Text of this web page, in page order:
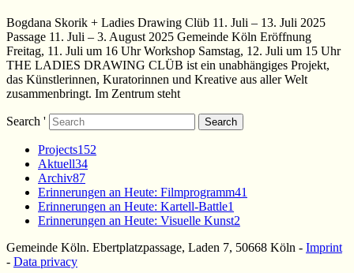
Bogdana Skorik + Ladies Drawing Clüb 11. Juli – 13. Juli 2025
Passage 11. Juli – 3. August 2025 Gemeinde Köln Eröffnung
Freitag, 11. Juli um 16 Uhr Workshop Samstag, 12. Juli um 15 Uhr
THE LADIES DRAWING CLÜB ist ein unabhängiges Projekt,
das Künstlerinnen, Kuratorinnen und Kreative aus aller Welt
zusammenbringt. Im Zentrum steht
Search ' Search
Projects152
Aktuell34
Archiv87
Erinnerungen an Heute: Filmprogramm41
Erinnerungen an Heute: Kartell-Battle1
Erinnerungen an Heute: Visuelle Kunst2
Gemeinde Köln. Ebertplatzpassage, Laden 7, 50668 Köln - Imprint
- Data privacy